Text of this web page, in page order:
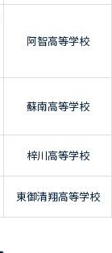
阿智高等学校
蘇南高等学校
梓川高等学校
東御清翔高等学校